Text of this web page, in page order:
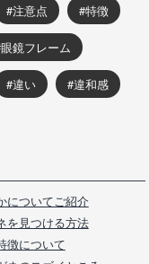
注意点 特徴
眼鏡フレーム
違い 違和感
についてご紹介
を見つける方法
徴について